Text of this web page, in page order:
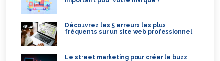
Découvrez les 5 erreurs les plus
fréquents sur un site web professionnel
Le street marketing pour créer le buzz